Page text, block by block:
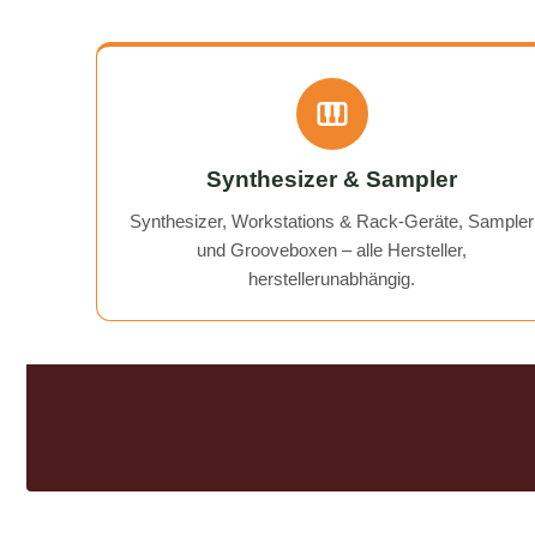
me a "free tip" on how to get an old
recorder working again.
Communication was excellent, and
and hassle-free. I can wholeheartedly
recommend AudioTechniker.de. It's
great that companies like this still
exist!
Synthesizer & Sampler
Synthesizer, Workstations & Rack-Geräte, Sampler
und Grooveboxen – alle Hersteller,
herstellerunabhängig.